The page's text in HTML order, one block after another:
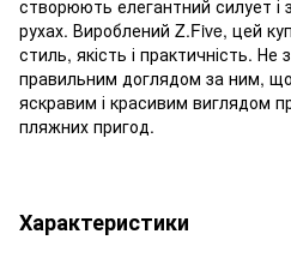
створюють елегантний силует і
рухах. Вироблений Z.Five, цей
стиль, якість і практичність.
правильним доглядом за ним,
яскравим і красивим виглядом
пляжних пригод.
Характеристики